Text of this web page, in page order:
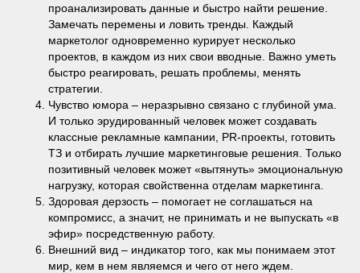
проанализировать данные и быстро найти решение.
Замечать перемены и ловить тренды. Каждый
маркетолог одновременно курирует несколько
проектов, в каждом из них свои вводные. Важно уметь
быстро реагировать, решать проблемы, менять
стратегии.
Чувство юмора – неразрывно связано с глубиной ума.
И только эрудированный человек может создавать
классные рекламные кампании, PR-проекты, готовить
ТЗ и отбирать лучшие маркетинговые решения. Только
позитивный человек может «вытянуть» эмоциональную
нагрузку, которая свойственна отделам маркетинга.
Здоровая дерзость – помогает не соглашаться на
компромисс, а значит, не принимать и не выпускать «в
эфир» посредственную работу.
Внешний вид – индикатор того, как мы понимаем этот
мир, кем в нем являемся и чего от него ждем.